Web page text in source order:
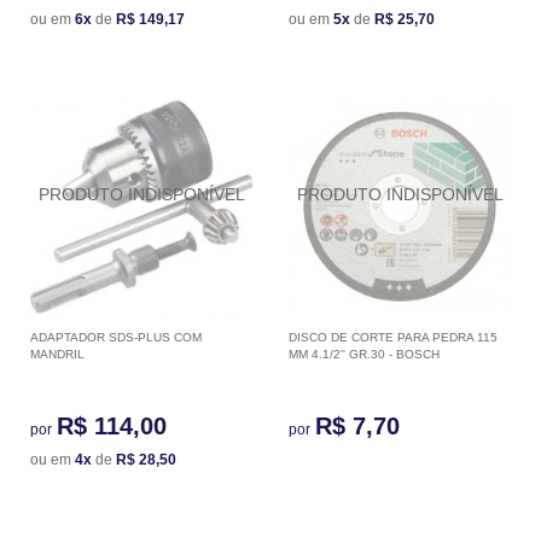
ou em 6x de R$ 149,17 ou em 5x de R$ 25,70
ADAPTADOR SDS-PLUS COM
MANDRIL
por R$ 114,00
ou em 4x de R$ 28,50
DISCO DE CORTE PARA PEDRA 115
MM 4.1/2'' GR.30 - BOSCH
por R$ 7,70